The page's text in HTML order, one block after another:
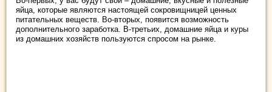
яйца, которые являются настоящей сокровищницей ценных
питательных веществ. Во-вторых, появится возможность
дополнительного заработка. В-третьих, домашние яйца и куры
из домашних хозяйств пользуются спросом на рынке.